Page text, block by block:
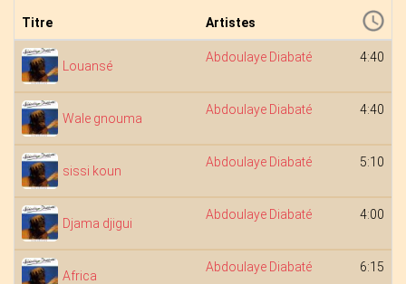
Titre Artistes
Louansé
Abdoulaye Diabaté 4:40
Wale gnouma
Abdoulaye Diabaté 4:40
sissi koun
Abdoulaye Diabaté 5:10
Djama djigui
Abdoulaye Diabaté 4:00
Africa
Abdoulaye Diabaté 6:15